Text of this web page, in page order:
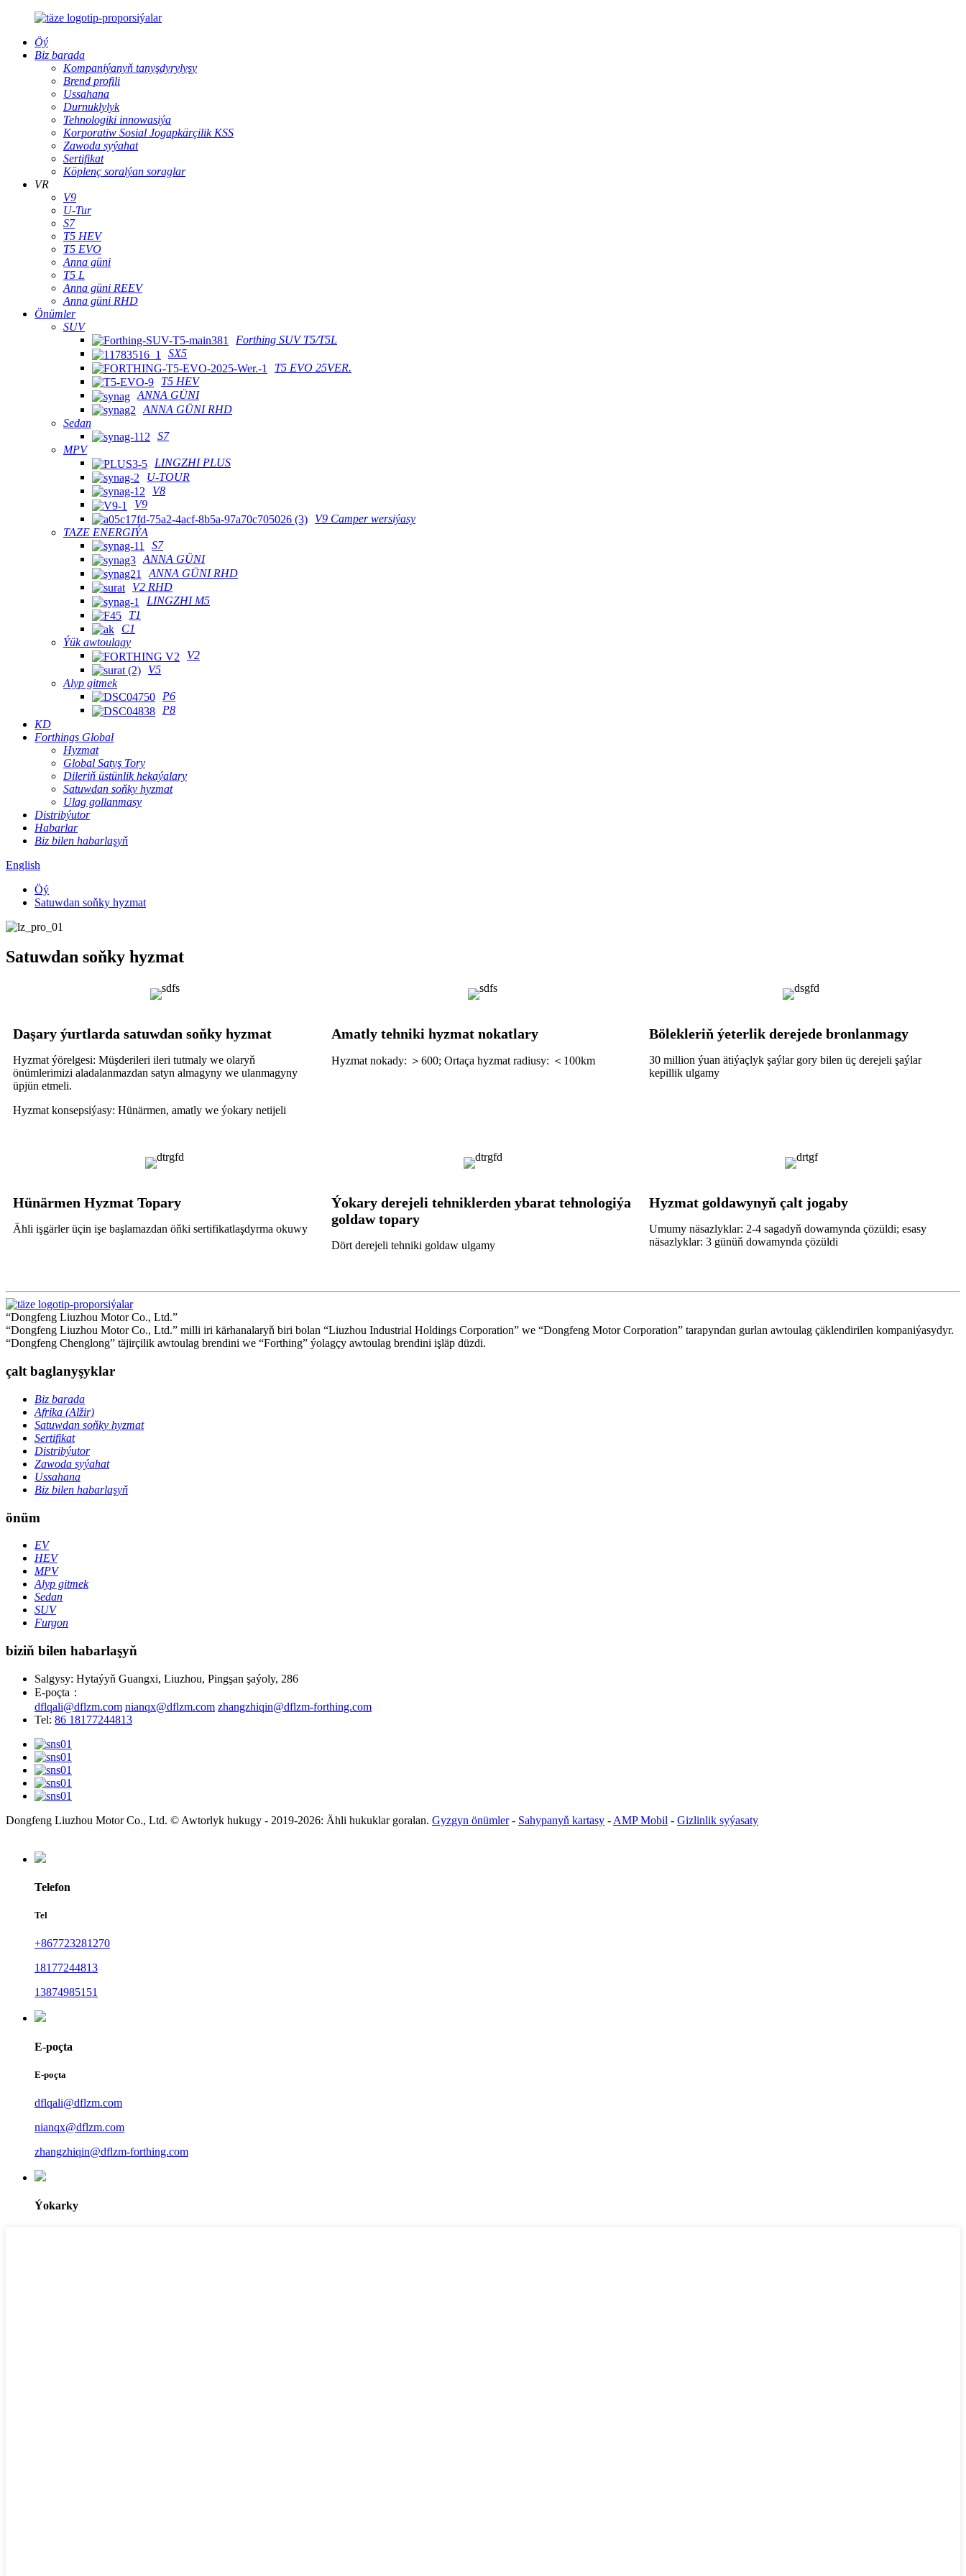
Öý
Biz barada
Kompaniýanyň tanyşdyrylyşy
Brend profili
Ussahana
Durnuklylyk
Tehnologiki innowasiýa
Korporatiw Sosial Jogapkärçilik KSS
Zawoda syýahat
Sertifikat
Köplenç soralýan soraglar
VR
V9
U-Tur
S7
T5 HEV
T5 EVO
Anna güni
T5 L
Anna güni REEV
Anna güni RHD
Önümler
SUV
Forthing SUV T5/T5L
SX5
T5 EVO 25VER.
T5 HEV
ANNA GÜNI
ANNA GÜNI RHD
Sedan
S7
MPV
LINGZHI PLUS
U-TOUR
V8
V9
V9 Camper wersiýasy
TAZE ENERGIÝA
S7
ANNA GÜNI
ANNA GÜNI RHD
V2 RHD
LINGZHI M5
T1
C1
Ýük awtoulagy
V2
V5
Alyp gitmek
P6
P8
KD
Forthings Global
Hyzmat
Global Satyş Tory
Dileriň üstünlik hekaýalary
Satuwdan soňky hyzmat
Ulag gollanmasy
Distribýutor
Habarlar
Biz bilen habarlaşyň
English
Öý
Satuwdan soňky hyzmat
Satuwdan soňky hyzmat
Daşary ýurtlarda satuwdan soňky hyzmat
Hyzmat ýörelgesi: Müşderileri ileri tutmaly we olaryň
önümlerimizi aladalanmazdan satyn almagyny we ulanmagyny
üpjün etmeli.
Hyzmat konsepsiýasy: Hünärmen, amatly we ýokary netijeli
Amatly tehniki hyzmat nokatlary
Hyzmat nokady: ＞600; Ortaça hyzmat radiusy: ＜100km
Bölekleriň ýeterlik derejede bronlanmagy
30 million ýuan ätiýaçlyk şaýlar gory bilen üç derejeli şaýlar
kepillik ulgamy
Hünärmen Hyzmat Topary
Ähli işgärler üçin işe başlamazdan öňki sertifikatlaşdyrma okuwy
Ýokary derejeli tehniklerden ybarat tehnologiýa
goldaw topary
Dört derejeli tehniki goldaw ulgamy
Hyzmat goldawynyň çalt jogaby
Umumy näsazlyklar: 2-4 sagadyň dowamynda çözüldi; esasy
näsazlyklar: 3 günüň dowamynda çözüldi
“Dongfeng Liuzhou Motor Co., Ltd.”
“Dongfeng Liuzhou Motor Co., Ltd.” milli iri kärhanalaryň biri bolan “Liuzhou Industrial Holdings Corporation” we “Dongfeng Motor Corporation” tarapyndan gurlan awtoulag çäklendirilen kompaniýasydyr.
“Dongfeng Chenglong” täjirçilik awtoulag brendini we “Forthing” ýolagçy awtoulag brendini işläp düzdi.
çalt baglanyşyklar
Biz barada
Afrika (Alžir)
Satuwdan soňky hyzmat
Sertifikat
Distribýutor
Zawoda syýahat
Ussahana
Biz bilen habarlaşyň
önüm
EV
HEV
MPV
Alyp gitmek
Sedan
SUV
Furgon
biziň bilen habarlaşyň
Salgysy: Hytaýyň Guangxi, Liuzhou, Pingşan şaýoly, 286
E-poçta：
dflqali@dflzm.com nianqx@dflzm.com zhangzhiqin@dflzm-forthing.com
Tel: 86 18177244813
Dongfeng Liuzhou Motor Co., Ltd. © Awtorlyk hukugy - 2019-2026: Ähli hukuklar goralan. Gyzgyn önümler- Sahypanyň kartasy - AMP Mobil - Gizlinlik syýasaty
Telefon
Tel
+867723281270
18177244813
13874985151
E-poçta
E-poçta
dflqali@dflzm.com
nianqx@dflzm.com
zhangzhiqin@dflzm-forthing.com
Ýokarky